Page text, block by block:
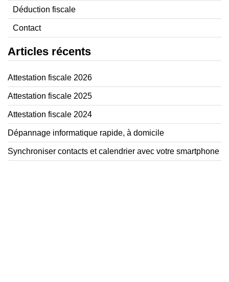
Déduction fiscale
Contact
Articles récents
Attestation fiscale 2026
Attestation fiscale 2025
Attestation fiscale 2024
Dépannage informatique rapide, à domicile
Synchroniser contacts et calendrier avec votre smartphone